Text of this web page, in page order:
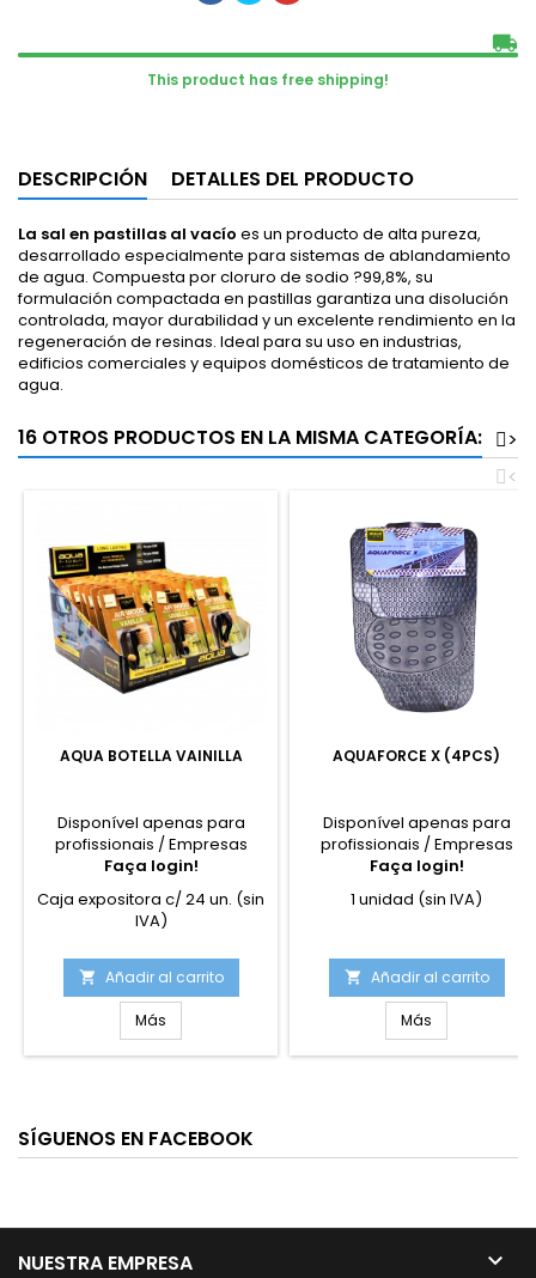
local_shipping
This product has free shipping!
DESCRIPCIÓN DETALLES DEL PRODUCTO
La sal en pastillas al vacío es un producto de alta pureza,
desarrollado especialmente para sistemas de ablandamiento
de agua. Compuesta por cloruro de sodio ?99,8%, su
formulación compactada en pastillas garantiza una disolución
controlada, mayor durabilidad y un excelente rendimiento en la
regeneración de resinas. Ideal para su uso en industrias,
edificios comerciales y equipos domésticos de tratamiento de
agua.
16 OTROS PRODUCTOS EN LA MISMA CATEGORÍA:
>
<
AQUA BOTELLA VAINILLA
Disponível apenas para
profissionais / Empresas
Faça login!
Caja expositora c/ 24 un. (sin
IVA)
 Añadir al carrito
Más
AQUAFORCE X (4PCS)
Disponível apenas para
profissionais / Empresas
Faça login!
1 unidad (sin IVA)
 Añadir al carrito
Más
SÍGUENOS EN FACEBOOK
NUESTRA EMPRESA 